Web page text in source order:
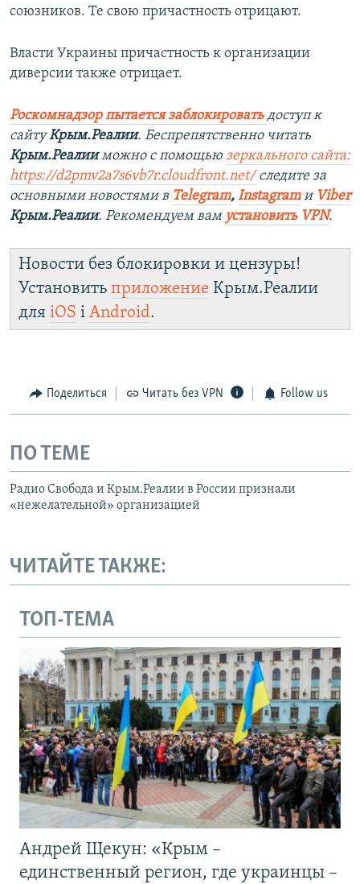
союзников. Те свою причастность отрицают.
Власти Украины причастность к организации
диверсии также отрицает.
Роскомнадзор пытается заблокировать доступ к
сайтуКрым.Реалии. Беспрепятственно читать
Крым.Реалииможно с помощью зеркального сайта:
https://d2pmv2a7s6vb7r.cloudfront.net/ следите за
основными новостями в Telegram, Instagramи Viber
Крым.Реалии. Рекомендуем вам установить VPN.
Новости без блокировки и цензуры!
Установить приложение Крым.Реалии
для iOS і Android.
Поделиться Читать без VPN Follow us
ПО ТЕМЕ
Радио Свобода и Крым.Реалии в России признали
«нежелательной» организацией
ЧИТАЙТЕ ТАКЖЕ:
ТОП-ТЕМА
Андрей Щекун: «Крым –
единственный регион, где украинцы –